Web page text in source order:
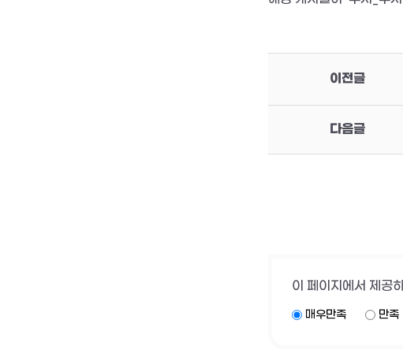
이전글
다음글
이 페이지에서 제공
매우만족 만족